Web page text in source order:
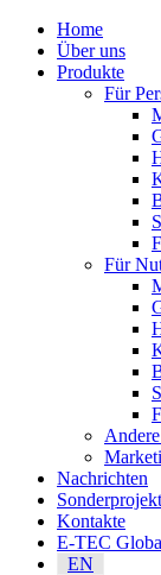
Home
Über uns
Produkte
Für
Für
Nachrichten
Kontakte
E-TEC
EN